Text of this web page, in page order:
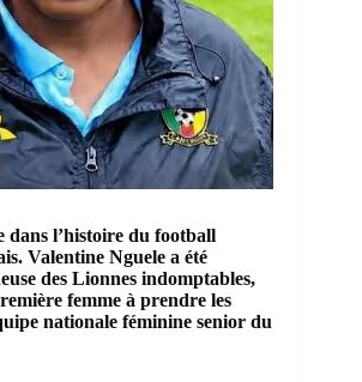
dans l’histoire du football
Valentine Nguele a été
des Lionnes indomptables,
femme à prendre les
nationale féminine senior du